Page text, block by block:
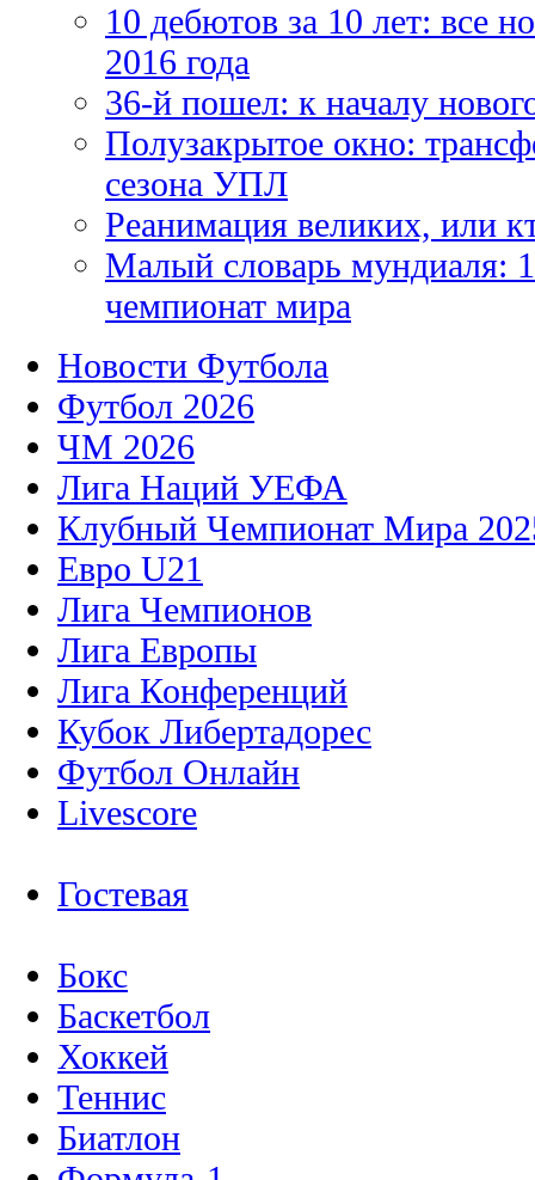
10 дебютов за 10 лет: все
2016 года
36-й пошел: к началу
Полузакрытое окно:
сезона УПЛ
Реанимация великих, или
Малый словарь мундиаля:
чемпионат мира
Новости Футбола
Футбол 2026
ЧМ 2026
Лига Наций УЕФА
Клубный Чемпионат Мира
Евро U21
Лига Чемпионов
Лига Европы
Лига Конференций
Кубок Либертадорес
Футбол Онлайн
Livescore
Гостевая
Бокс
Баскетбол
Хоккей
Теннис
Биатлон